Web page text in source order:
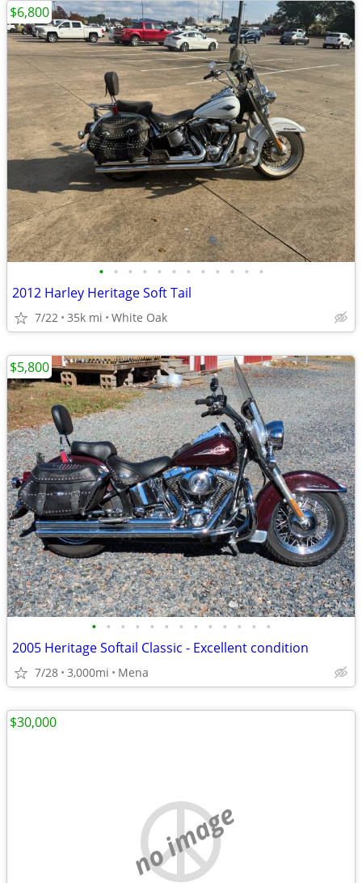
• • • • • • • • • • • •
2012 Harley Heritage Soft Tail
7/22 35k mi White Oak
$6,800
• • • • • • • • • • • • •
2005 Heritage Softail Classic - Excellent condition
7/28 3,000mi Mena
$5,800
no image
$30,000